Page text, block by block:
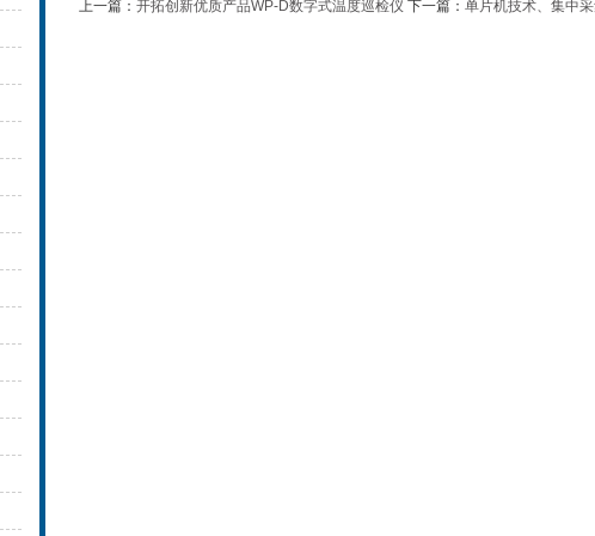
上一篇： 开拓创新优质产品WP-D数字式温度巡检仪 下一篇： 单片机技术、集中